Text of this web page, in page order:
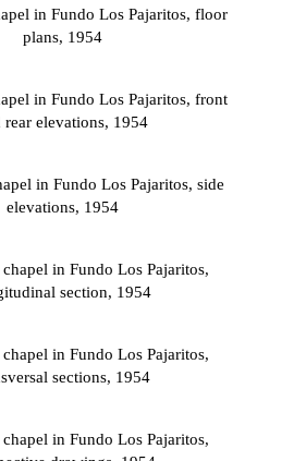
in Fundo Los Pajaritos, floor
plans, 1954
in Fundo Los Pajaritos, front
rear elevations, 1954
in Fundo Los Pajaritos, side
elevations, 1954
in Fundo Los Pajaritos,
section, 1954
in Fundo Los Pajaritos,
sections, 1954
in Fundo Los Pajaritos,